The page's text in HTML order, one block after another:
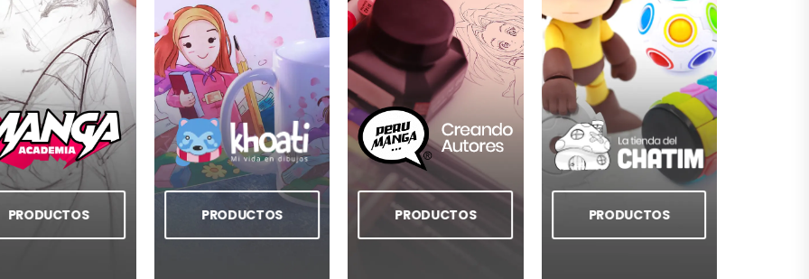
PRODUCTOS PRODUCTOS PRODUCTOS PRODUCTOS